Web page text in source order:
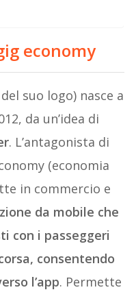
economy
suo logo) nasce a
da un’idea di
. L’antagonista di
(economia
in commercio e
da mobile che
con i passeggeri
consentendo
l’app. Permette